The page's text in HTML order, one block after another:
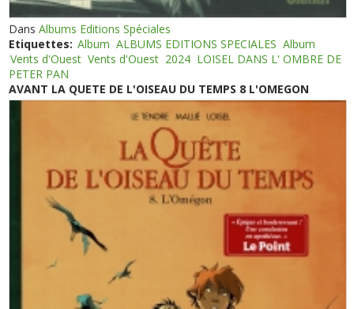
DansAlbums Editions Spéciales
Etiquettes: Album ALBUMS EDITIONS SPECIALES Album
Vents d'Ouest Vents d'Ouest 2024 LOISEL DANS L' OMBRE DE
PETER PAN
AVANT LA QUETE DE L'OISEAU DU TEMPS 8 L'OMEGON